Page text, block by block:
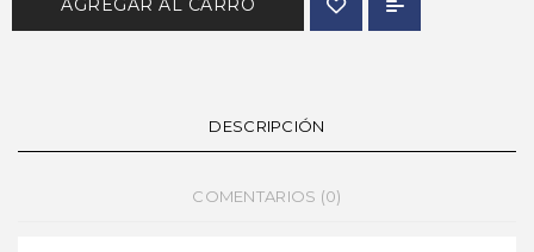
AGREGAR AL CARRO
DESCRIPCIÓN
COMENTARIOS (0)